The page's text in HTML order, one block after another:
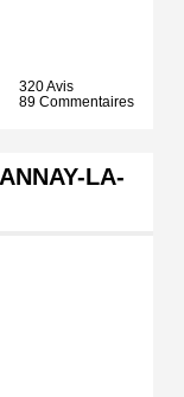
320 Avis
89 Commentaires
LA-